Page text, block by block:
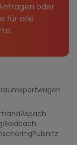
oder
für alle
Aspach
Goldbach
Pulsnitz